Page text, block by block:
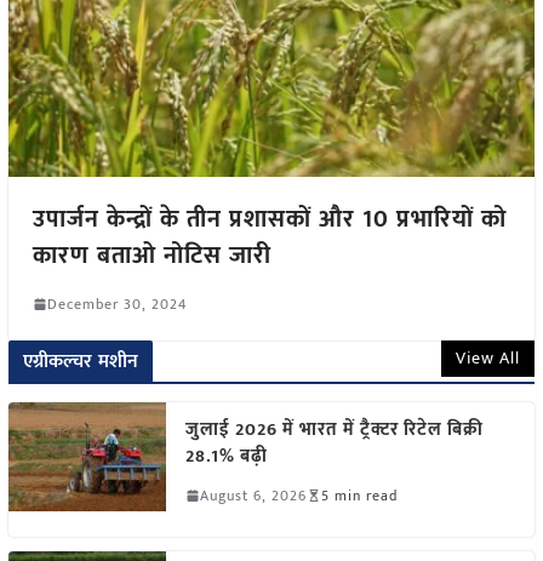
उपार्जन केन्द्रों के तीन प्रशासकों और 10 प्रभारियों को
कारण बताओ नोटिस जारी
December 30, 2024
एग्रीकल्चर मशीन View All
जुलाई 2026 में भारत में ट्रैक्टर रिटेल बिक्री
28.1% बढ़ी
August 6, 2026 5 min read